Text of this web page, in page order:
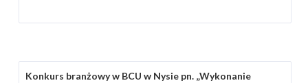
Konkurs branżowy w BCU w Nysie pn. „Wykonanie